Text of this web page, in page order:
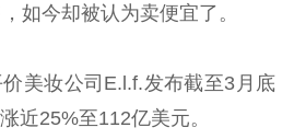
如今却被认为卖便宜了。
美妆公司E.l.f.发布截至3月底
近25%至112亿美元。